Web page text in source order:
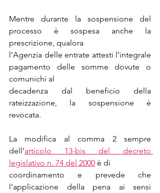
Mentre durante la sospensione del
processo è sospesa anche la
prescrizione, qualora
l’Agenzia delle entrate attesti l’integrale
pagamento delle somme dovute o
comunichi al
decadenza dal beneficio della
rateizzazione, la sospensione è
revocata.
La modifica al comma 2 sempre
dell’articolo 13-bis del decreto
legislativo n. 74 del 2000 è di
coordinamento e prevede che
l’applicazione della pena ai sensi